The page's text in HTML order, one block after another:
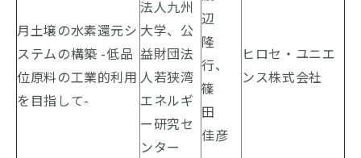
月土壌の水素還元シ
ステムの構築 -低品
位原料の工業的利用
を目指して-
法人九州
大学、公
益財団法
人若狭湾
エネルギ
ー研究セ
ンター
辺
隆
行、
篠
田
佳彦
ヒロセ・ユニエ
ンス株式会社